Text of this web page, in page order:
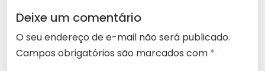
Deixe um comentário
O seu endereço de e-mail não será publicado.
Campos obrigatórios são marcados com *